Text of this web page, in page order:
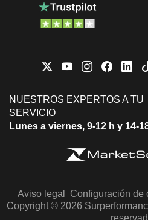
NUESTROS EXPERTOS A TU
SERVICIO
Lunes a viernes, 9-12 h y 14-
Aviso legal Configuración de
Copyright © 2026